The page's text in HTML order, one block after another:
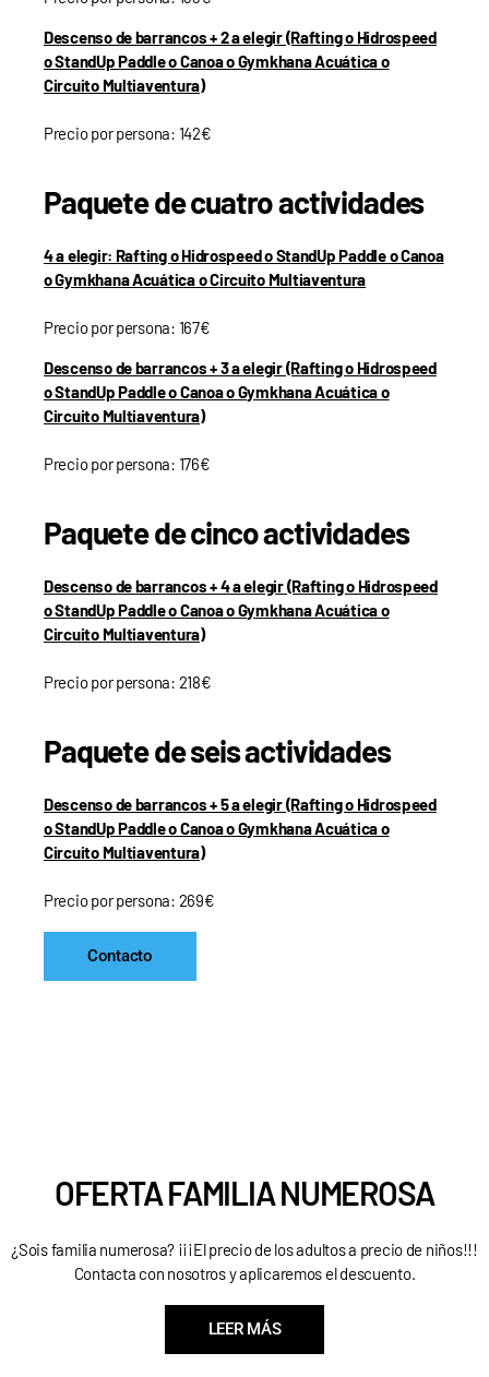
Descenso de barrancos + 2 a elegir (Rafting o Hidrospeed
o StandUp Paddle o Canoa o Gymkhana Acuática o
Circuito Multiaventura)
Precio por persona: 142€
Paquete de cuatro actividades
4 a elegir: Rafting o Hidrospeed o StandUp Paddle o Canoa
o Gymkhana Acuática o Circuito Multiaventura
Precio por persona: 167€
Descenso de barrancos + 3 a elegir (Rafting o Hidrospeed
o StandUp Paddle o Canoa o Gymkhana Acuática o
Circuito Multiaventura)
Precio por persona: 176€
Paquete de cinco actividades
Descenso de barrancos + 4 a elegir (Rafting o Hidrospeed
o StandUp Paddle o Canoa o Gymkhana Acuática o
Circuito Multiaventura)
Precio por persona: 218€
Paquete de seis actividades
Descenso de barrancos + 5 a elegir (Rafting o Hidrospeed
o StandUp Paddle o Canoa o Gymkhana Acuática o
Circuito Multiaventura)
Precio por persona: 269€
Contacto
OFERTAFAMILIA NUMEROSA
¿Sois familia numerosa? ¡¡¡El precio de los adultos a precio de niños!!!
Contacta con nosotros y aplicaremos el descuento.
LEER MÁS